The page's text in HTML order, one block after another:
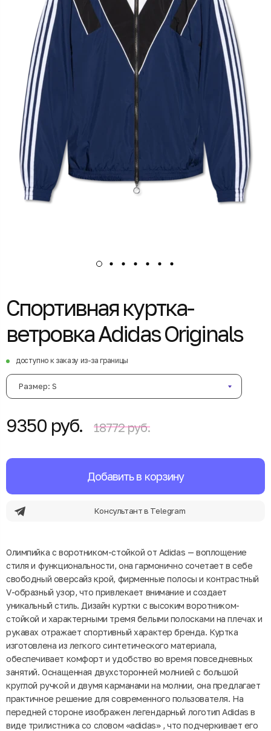
Спортивная куртка-
ветровка Adidas Originals
доступно к заказу из-за границы
Размер: S
9350 руб. 18772 руб.
Добавить в корзину
Консультант в Telegram
Олимпийка с воротником-стойкой от Adidas — воплощение
стиля и функциональности, она гармонично сочетает в себе
свободный оверсайз крой, фирменные полосы и контрастный
V-образный узор, что привлекает внимание и создает
уникальный стиль. Дизайн куртки с высоким воротником-
стойкой и характерными тремя белыми полосками на плечах и
рукавах отражает спортивный характер бренда. Куртка
изготовлена ​​из легкого синтетического материала,
обеспечивает комфорт и удобство во время повседневных
занятий. Оснащенная двухсторонней молнией с большой
круглой ручкой и двумя карманами на молнии, она предлагает
практичное решение для современного пользователя. На
передней стороне изображен легендарный логотип Adidas в
виде трилистника со словом «adidas» , что подчеркивает его